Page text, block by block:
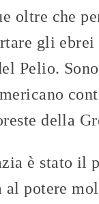
oltre che
gli
Pelio.
della
è stato il
al potere